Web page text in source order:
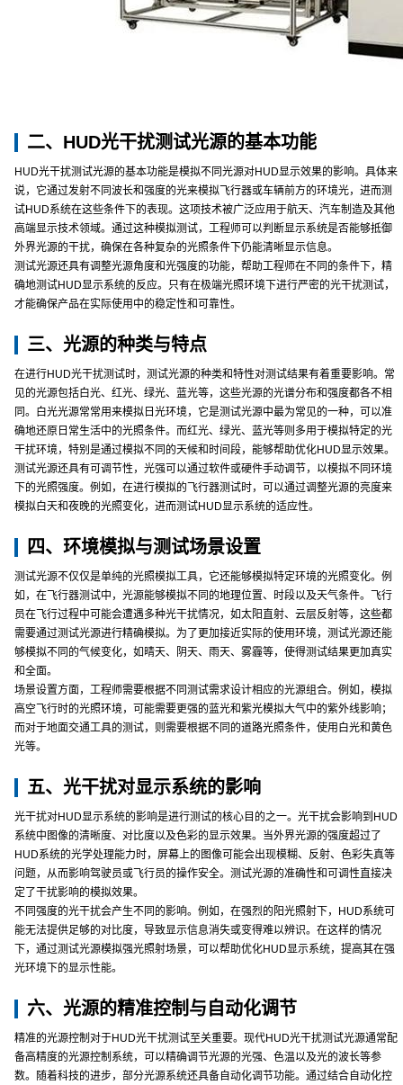
二、HUD光干扰测试光源的基本功能
HUD光干扰测试光源的基本功能是模拟不同光源对HUD显示效果的影响。具体来
说，它通过发射不同波长和强度的光来模拟飞行器或车辆前方的环境光，进而测
试HUD系统在这些条件下的表现。这项技术被广泛应用于航天、汽车制造及其他
高端显示技术领域。通过这种模拟测试，工程师可以判断显示系统是否能够抵御
外界光源的干扰，确保在各种复杂的光照条件下仍能清晰显示信息。
测试光源还具有调整光源角度和光强度的功能，帮助工程师在不同的条件下，精
确地测试HUD显示系统的反应。只有在极端光照环境下进行严密的光干扰测试，
才能确保产品在实际使用中的稳定性和可靠性。
三、光源的种类与特点
在进行HUD光干扰测试时，测试光源的种类和特性对测试结果有着重要影响。常
见的光源包括白光、红光、绿光、蓝光等，这些光源的光谱分布和强度都各不相
同。白光光源常常用来模拟日光环境，它是测试光源中最为常见的一种，可以准
确地还原日常生活中的光照条件。而红光、绿光、蓝光等则多用于模拟特定的光
干扰环境，特别是通过模拟不同的天候和时间段，能够帮助优化HUD显示效果。
测试光源还具有可调节性，光强可以通过软件或硬件手动调节，以模拟不同环境
下的光照强度。例如，在进行模拟的飞行器测试时，可以通过调整光源的亮度来
模拟白天和夜晚的光照变化，进而测试HUD显示系统的适应性。
四、环境模拟与测试场景设置
测试光源不仅仅是单纯的光照模拟工具，它还能够模拟特定环境的光照变化。例
如，在飞行器测试中，光源能够模拟不同的地理位置、时段以及天气条件。飞行
员在飞行过程中可能会遭遇多种光干扰情况，如太阳直射、云层反射等，这些都
需要通过测试光源进行精确模拟。为了更加接近实际的使用环境，测试光源还能
够模拟不同的气候变化，如晴天、阴天、雨天、雾霾等，使得测试结果更加真实
和全面。
场景设置方面，工程师需要根据不同测试需求设计相应的光源组合。例如，模拟
高空飞行时的光照环境，可能需要更强的蓝光和紫光模拟大气中的紫外线影响；
而对于地面交通工具的测试，则需要根据不同的道路光照条件，使用白光和黄色
光等。
五、光干扰对显示系统的影响
光干扰对HUD显示系统的影响是进行测试的核心目的之一。光干扰会影响到HUD
系统中图像的清晰度、对比度以及色彩的显示效果。当外界光源的强度超过了
HUD系统的光学处理能力时，屏幕上的图像可能会出现模糊、反射、色彩失真等
问题，从而影响驾驶员或飞行员的操作安全。测试光源的准确性和可调性直接决
定了干扰影响的模拟效果。
不同强度的光干扰会产生不同的影响。例如，在强烈的阳光照射下，HUD系统可
能无法提供足够的对比度，导致显示信息消失或变得难以辨识。在这样的情况
下，通过测试光源模拟强光照射场景，可以帮助优化HUD显示系统，提高其在强
光环境下的显示性能。
六、光源的精准控制与自动化调节
精准的光源控制对于HUD光干扰测试至关重要。现代HUD光干扰测试光源通常配
备高精度的光源控制系统，可以精确调节光源的光强、色温以及光的波长等参
数。随着科技的进步，部分光源系统还具备自动化调节功能。通过结合自动化控